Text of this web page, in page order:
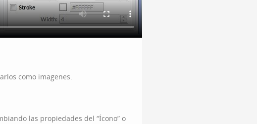
como imagenes.
las propiedades del “Ícono” o